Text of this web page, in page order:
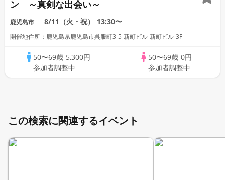
ン ～真剣な出会い～
鹿児島市 8/11（火・祝） 13:30〜
開催地住所：鹿児島県鹿児島市呉服町3-5 新町ビル 新町ビル 3F
50〜69歳 5,300円
参加者調整中
50〜69歳 0円
参加者調整中
この検索に関連するイベント